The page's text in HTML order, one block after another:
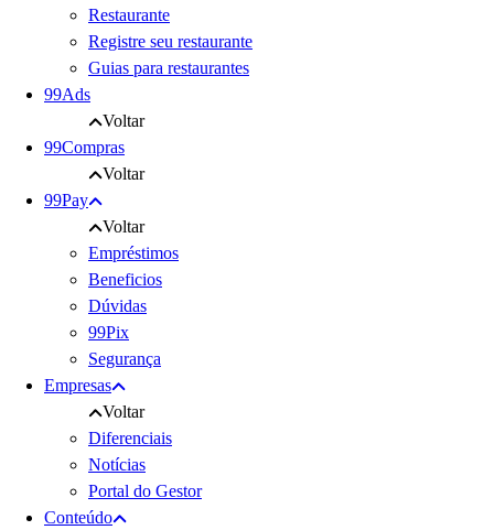
Restaurante
Registre seu restaurante
Guias para restaurantes
99Ads
Voltar
99Compras
Voltar
99Pay
Voltar
Empréstimos
Beneficios
Dúvidas
99Pix
Segurança
Empresas
Voltar
Diferenciais
Notícias
Portal do Gestor
Conteúdo